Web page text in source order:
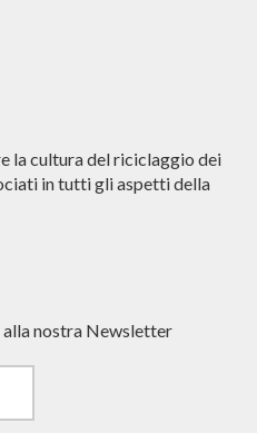
la cultura del riciclaggio dei
in tutti gli aspetti della
nostra Newsletter